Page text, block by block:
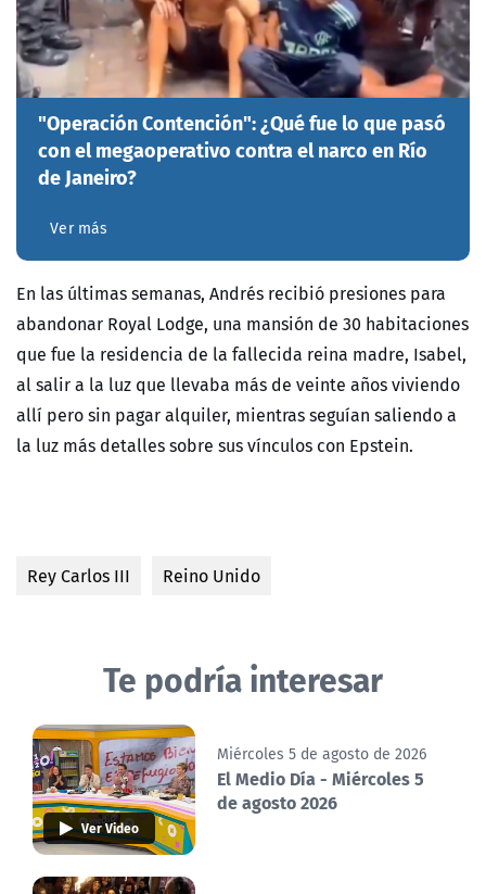
"Operación Contención": ¿Qué fue lo que pasó
con el megaoperativo contra el narco en Río
de Janeiro?
Ver más
En las últimas semanas, Andrés recibió presiones para
abandonar Royal Lodge, una mansión de 30 habitaciones
que fue la residencia de la fallecida reina madre, Isabel,
al salir a la luz que llevaba más de veinte años viviendo
allí pero sin pagar alquiler, mientras seguían saliendo a
la luz más detalles sobre sus vínculos con Epstein.
Rey Carlos III Reino Unido
Te podría interesar
Ver Video
Miércoles 5 de agosto de 2026
El Medio Día - Miércoles 5
de agosto 2026